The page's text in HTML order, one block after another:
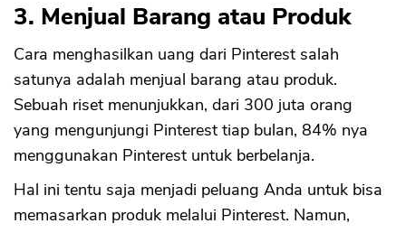
3. Menjual Barang atau Produk
Cara menghasilkan uang dari Pinterest salah
satunya adalah menjual barang atau produk.
Sebuah riset menunjukkan, dari 300 juta orang
yang mengunjungi Pinterest tiap bulan, 84% nya
menggunakan Pinterest untuk berbelanja.
Hal ini tentu saja menjadi peluang Anda untuk bisa
memasarkan produk melalui Pinterest. Namun,